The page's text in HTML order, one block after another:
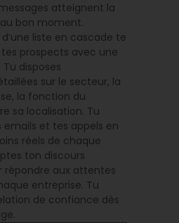
atteignent la
bon moment.
liste en cascade te
prospects avec une
disposes
sur le secteur, la
la fonction du
sa localisation. Tu
emails et tes appels en
réels de chaque
ton discours
répondre aux attentes
entreprise. Tu
de confiance dès